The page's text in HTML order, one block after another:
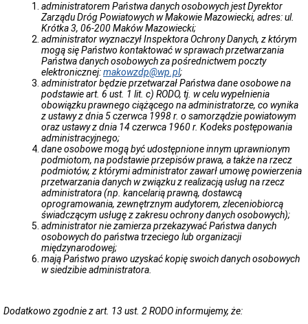
Finanse
Księgowość
Sprawozdania
finansowe
Likwidacja
Sprzedaż
majątku
Sprzedaż
majątku
powiatowych
drogami
powiatowymi
mostów
Wykaz
administratorem Państwa danych osobowych jest Dyrektor
Zarządu Dróg Powiatowych w Makowie Mazowiecki, adres: ul.
Krótka 3, 06-200 Maków Mazowiecki;
administrator wyznaczył Inspektora Ochrony Danych, z którym
mogą się Państwo kontaktować w sprawach przetwarzania
Państwa danych osobowych za pośrednictwem poczty
elektronicznej:makowzdp@wp.pl;
administrator będzie przetwarzał Państwa dane osobowe na
podstawie art. 6 ust. 1 lit. c) RODO, tj. w celu wypełnienia
obowiązku prawnego ciążącego na administratorze, co wynika
z ustawy z dnia 5 czerwca 1998 r. o samorządzie powiatowym
oraz ustawy z dnia 14 czerwca 1960 r. Kodeks postępowania
administracyjnego;
dane osobowe mogą być udostępnione innym uprawnionym
podmiotom, na podstawie przepisów prawa, a także na rzecz
podmiotów, z którymi administrator zawarł umowę powierzenia
przetwarzania danych w związku z realizacją usług na rzecz
administratora (np. kancelarią prawną, dostawcą
oprogramowania, zewnętrznym audytorem, zleceniobiorcą
świadczącym usługę z zakresu ochrony danych osobowych);
administrator nie zamierza przekazywać Państwa danych
osobowych do państwa trzeciego lub organizacji
międzynarodowej;
mają Państwo prawo uzyskać kopię swoich danych osobowych
w siedzibie administratora.
Dodatkowo zgodnie z art. 13 ust. 2 RODO informujemy, że: